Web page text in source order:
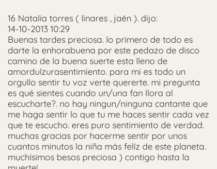
16 Natalia torres ( linares , jaén ). dijo:
14-10-2013 10:29
Buenas tardes preciosa. lo primero de todo es
darte la enhorabuena por este pedazo de disco
camino de la buena suerte esta lleno de
amordulzurasentimiento. para mi es todo un
orgullo sentir tu voz verte quererte. mi pregunta
es qué sientes cuando un/una fan llora al
escucharte?. no hay ningun/ninguna cantante que
me haga sentir lo que tu me haces sentir cada vez
que te escucho. eres puro sentimiento de verdad.
muchas gracias por hacerme sentir por unos
cuantos minutos la niña más felíz de este planeta.
muchísimos besos preciosa ) contigo hasta la